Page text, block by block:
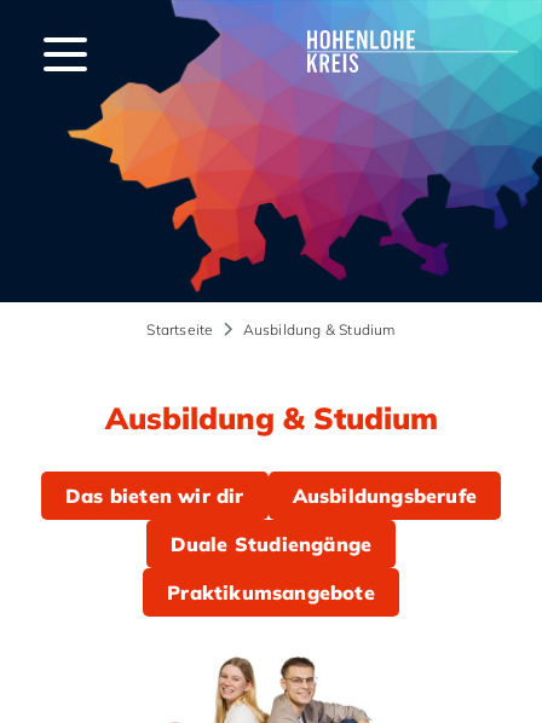
Startseite Ausbildung & Studium
Ausbildung & Studium
Das bieten wir dir
Ausbildungsberufe
Duale Studiengänge
Praktikumsangebote